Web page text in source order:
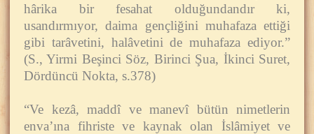
hârika bir fesahat olduğundandır ki,
usandırmıyor, daima gençliğini muhafaza ettiği
gibi tarâvetini, halâvetini de muhafaza ediyor.”
(S., Yirmi Beşinci Söz, Birinci Şua, İkinci Suret,
Dördüncü Nokta, s.378)
“Ve kezâ, maddî ve manevî bütün nimetlerin
enva’ına fihriste ve kaynak olan İslâmiyet ve